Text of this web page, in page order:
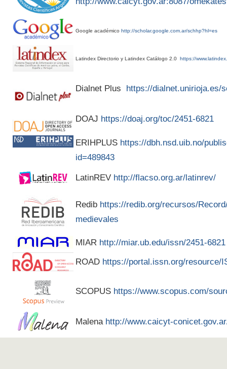
Google académico http://scholar.google.com.ar/schhp?hl=es
Latindex Directorio y Latindex Catálogo 2.0 https://
Dialnet Plus https://dialnet.unirioja.es/
DOAJ https://doaj.org/toc/2451-6821
ERIHPLUS https://dbh.nsd.uib.no/
id=489843
LatinREV http://flacso.org.ar/latinrev/
Redib https://redib.org/recursos/
medievales
MIAR http://miar.ub.edu/issn/2451-6821
ROAD https://portal.issn.org/resource/
SCOPUS https://www.scopus.com/
Malena http://www.caicyt-